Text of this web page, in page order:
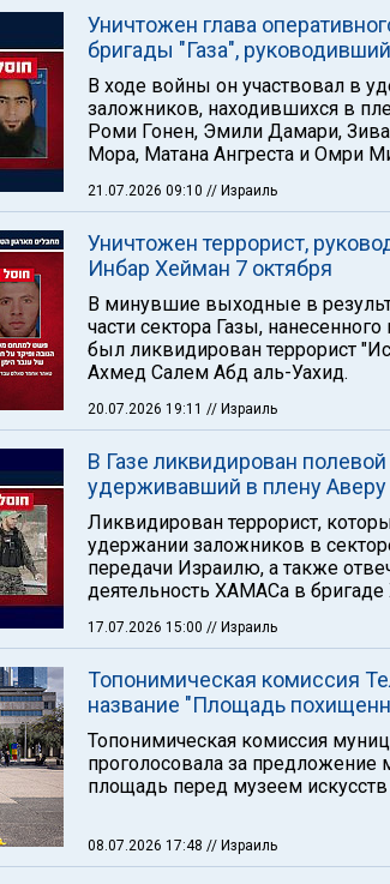
Уничтожен глава
бригады "Газа",
В ходе войны он участвовал в
заложников, находившихся в
Роми Гонен, Эмили Дамари,
Мора, Матана Ангреста и Омри
21.07.2026 09:10 // Израиль
Уничтожен террорист,
Инбар Хейман 7 октября
В минувшие выходные в
части сектора Газы,
был ликвидирован террорист
Ахмед Салем Абд аль-Уахид.
20.07.2026 19:11 // Израиль
В Газе ликвидирован
удерживавший в плену Аверу
Ликвидирован террорист,
удержании заложников в
передачи Израилю, а также
деятельность ХАМАСа в
17.07.2026 15:00 // Израиль
Топонимическая комиссия
название "Площадь
Топонимическая комиссия
проголосовала за предложение
площадь перед музеем
08.07.2026 17:48 // Израиль